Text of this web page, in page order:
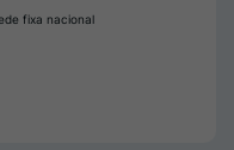
fixa nacional